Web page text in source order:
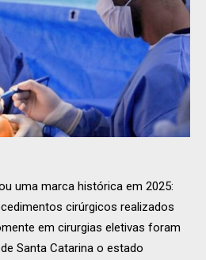
uma marca histórica em 2025:
cirúrgicos realizados
em cirurgias eletivas foram
Santa Catarina o estado